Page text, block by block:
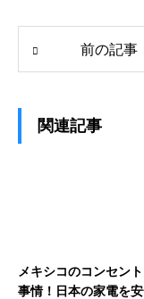
前の記事
関連記事
メキシコのコンセン
事情！日本の家電を